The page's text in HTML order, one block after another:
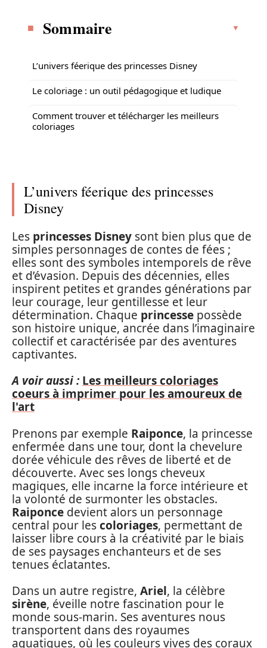
Sommaire
L’univers féerique des princesses Disney
Le coloriage : un outil pédagogique et ludique
Comment trouver et télécharger les meilleurs
coloriages
L’univers féerique des princesses
Disney
Les princesses Disney sont bien plus que de
simples personnages de contes de fées ;
elles sont des symboles intemporels de rêve
et d’évasion. Depuis des décennies, elles
inspirent petites et grandes générations par
leur courage, leur gentillesse et leur
détermination. Chaque princesse possède
son histoire unique, ancrée dans l’imaginaire
collectif et caractérisée par des aventures
captivantes.
A voir aussi : Les meilleurs coloriages
coeurs à imprimer pour les amoureux de
l'art
Prenons par exemple Raiponce, la princesse
enfermée dans une tour, dont la chevelure
dorée véhicule des rêves de liberté et de
découverte. Avec ses longs cheveux
magiques, elle incarne la force intérieure et
la volonté de surmonter les obstacles.
Raiponce devient alors un personnage
central pour lescoloriages, permettant de
laisser libre cours à la créativité par le biais
de ses paysages enchanteurs et de ses
tenues éclatantes.
Dans un autre registre, Ariel, la célèbre
sirène, éveille notre fascination pour le
monde sous-marin. Ses aventures nous
transportent dans des royaumes
aquatiques, où les couleurs vives des coraux